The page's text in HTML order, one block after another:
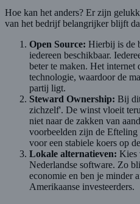
Hoe kan het anders? Er zijn
van het bedrijf belangrijker blijft
Open Source: Hierbij is de
iedereen beschikbaar.
beter te maken. Het internet
technologie, waardoor de
partij ligt.
Steward Ownership: Bij
zichzelf'. De winst vloeit
niet naar de zakken van
voorbeelden zijn de
voor een stabiele koers op
Lokale alternatieven: Kies
Nederlandse software. Zo
economie en ben je minder
Amerikaanse investeerders.